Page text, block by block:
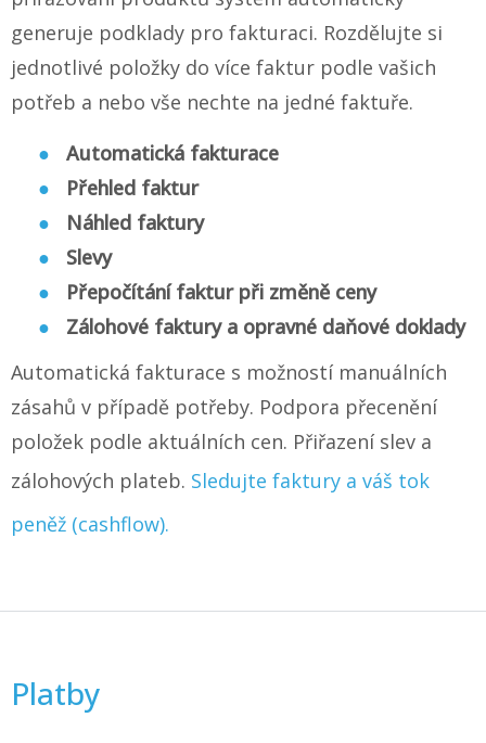
generuje podklady pro fakturaci. Rozdělujte si
jednotlivé položky do více faktur podle vašich
potřeb a nebo vše nechte na jedné faktuře.
Automatická fakturace
Přehled faktur
Náhled faktury
Slevy
Přepočítání faktur při změně ceny
Zálohové faktury a opravné daňové doklady
Automatická fakturace s možností manuálních
zásahů v případě potřeby. Podpora přecenění
položek podle aktuálních cen. Přiřazení slev a
zálohových plateb. Sledujte faktury a váš tok
peněž (cashflow).
Platby